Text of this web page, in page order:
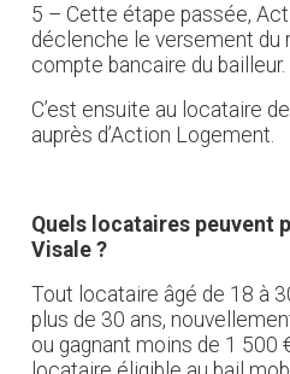
5 – Cette étape passée,
déclenche le versement du
compte bancaire du bailleur.
C’est ensuite au locataire
auprès d’Action Logement.
Quels locataires peuvent
Visale ?
Tout locataire âgé de 18 à
plus de 30 ans,
ou gagnant moins de 1 500